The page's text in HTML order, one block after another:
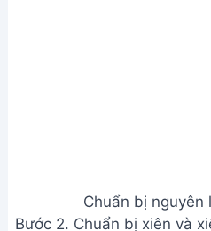
Chuẩn bị
Bước 2. Chuẩn bị xiên và